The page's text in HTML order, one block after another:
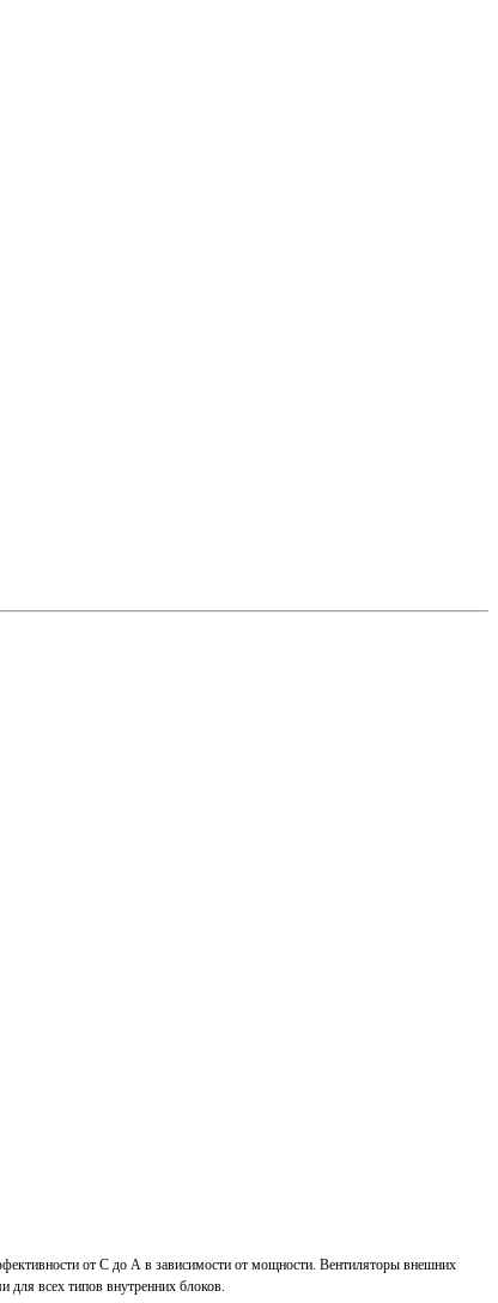
от С до А в зависимости от мощности. Вентиляторы внешних
всех типов внутренних блоков.